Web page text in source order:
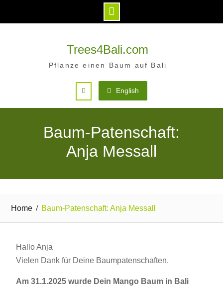
Trees4Bali.com
Pflanze einen Baum auf Bali
Search English
Baum-Patenschaft:
Anja Messall
Home Baum-Patenschaft: Anja Messall
Hallo Anja
Vielen Dank für Deine Baumpatenschaften.
Am 31.1.2025 wurde Dein Mango Baum in Bali